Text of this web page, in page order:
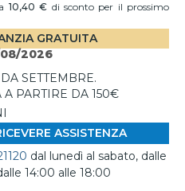
10,40 € di sconto per il prossimo
GRATUITA
2026
SETTEMBRE.
PARTIRE DA 150€
ASSISTENZA
dal lunedì al sabato, dalle
14:00 alle 18:00